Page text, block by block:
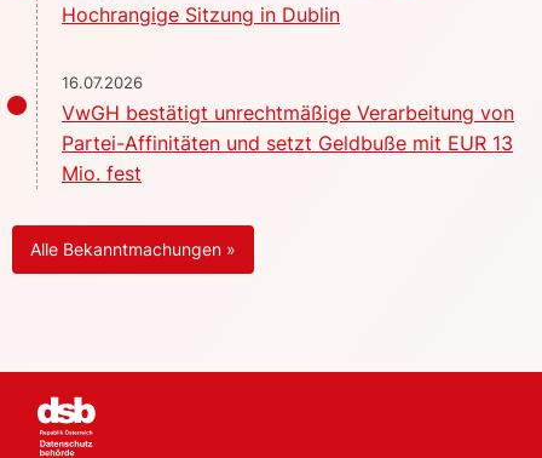
Hochrangige Sitzung in Dublin
16.07.2026
VwGH bestätigt unrechtmäßige Verarbeitung von
Partei-Affinitäten und setzt Geldbuße mit EUR 13
Mio. fest
Alle Bekanntmachungen »